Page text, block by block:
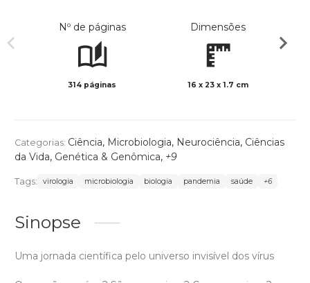
Nº de páginas
314 páginas
Dimensões
16 x 23 x 1.7 cm
Categorias: Ciência, Microbiologia, Neurociência, Ciências
da Vida, Genética & Genômica, +9
Tags: virologia microbiologia biologia pandemia saúde +6
Sinopse
Uma jornada científica pelo universo invisível dos vírus